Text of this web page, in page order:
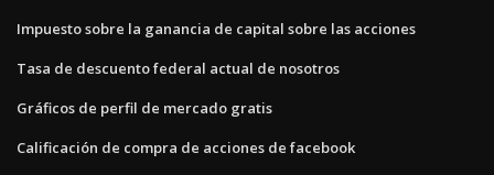
Impuesto sobre la ganancia de capital sobre las acciones
Tasa de descuento federal actual de nosotros
Gráficos de perfil de mercado gratis
Calificación de compra de acciones de facebook